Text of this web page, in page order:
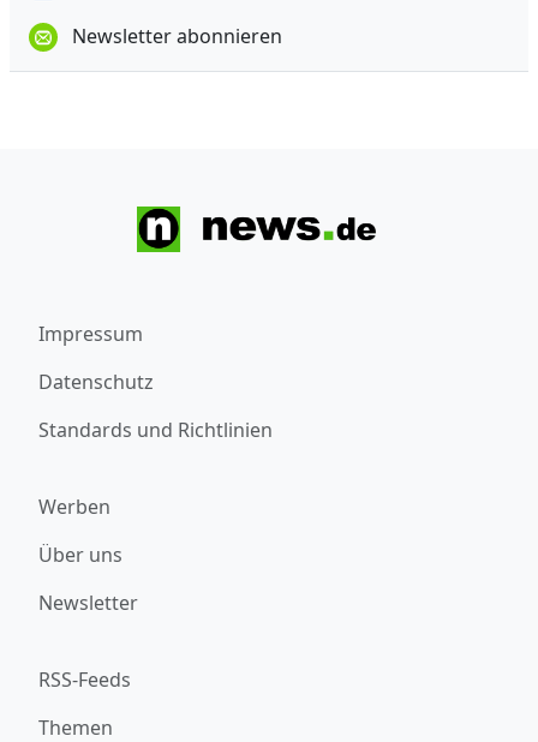
Newsletter abonnieren
Impressum
Datenschutz
Standards und Richtlinien
Werben
Über uns
Newsletter
RSS-Feeds
Themen